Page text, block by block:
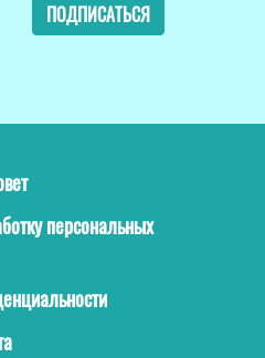
ПОДПИСАТЬСЯ
персональных